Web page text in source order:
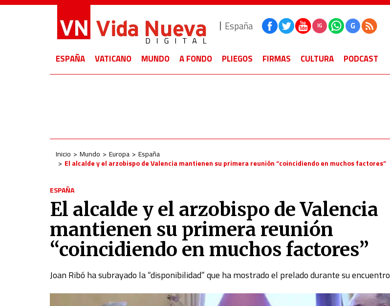
España IG G
ESPAÑA VATICANO MUNDO A FONDO PLIEGOS FIRMAS CULTURA PODCAST
Inicio Mundo Europa
España
El alcalde y el arzobispo de Valencia mantienen su primera reunión “coincidiendo en muchos factores”
ESPAÑA
El alcalde y el arzobispo de Valencia
mantienen su primera reunión
“coincidiendo en muchos factores”
Joan Ribó ha subrayado la “disponibilidad” que ha mostrado el prelado durante su encuentro